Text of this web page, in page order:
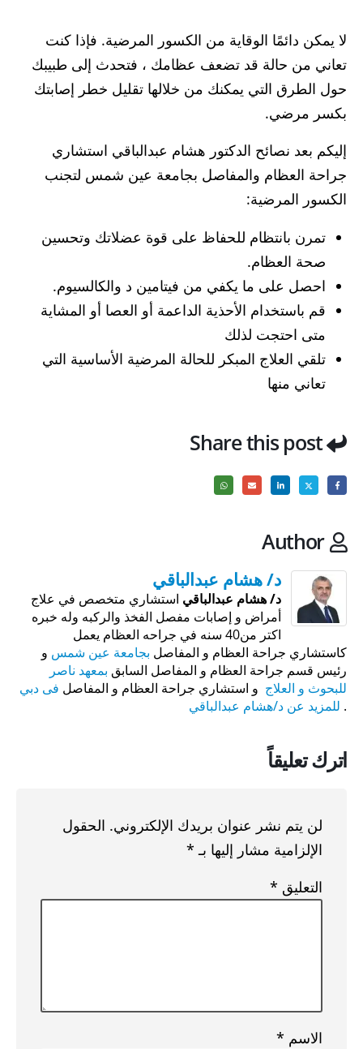
لا يمكن دائمًا الوقاية من الكسور المرضية. فإذا كنت
تعاني من حالة قد تضعف عظامك ، فتحدث إلى طبيبك
حول الطرق التي يمكنك من خلالها تقليل خطر إصابتك
بكسر مرضي.
إليكم بعد نصائح الدكتور هشام عبدالباقي استشاري
جراحة العظام والمفاصل بجامعة عين شمس لتجنب
الكسور المرضية:
تمرن بانتظام للحفاظ على قوة عضلاتك وتحسين
صحة العظام.
احصل على ما يكفي من فيتامين د والكالسيوم.
قم باستخدام الأحذية الداعمة أو العصا أو المشاية
متى احتجت لذلك
تلقي العلاج المبكر للحالة المرضية الأساسية التي
تعاني منها
Share this post
Author
د/ هشام عبدالباقي
د/ هشام عبدالباقي استشاري متخصص في علاج
أمراض و إصابات مفصل الفخذ والركبه وله خبره
اكتر من40 سنه في جراحه العظام يعمل
كاستشاري جراحة العظام و المفاصل بجامعة عين شمس و
رئيس قسم جراحة العظام و المفاصل السابق بمعهد ناصر
للبحوث و العلاج و استشاري جراحة العظام و المفاصل فى دبي
. للمزيد عن د/هشام عبدالباقي
اترك تعليقاً
لن يتم نشر عنوان بريدك الإلكتروني. الحقول
الإلزامية مشار إليها بـ *
التعليق *
الاسم *